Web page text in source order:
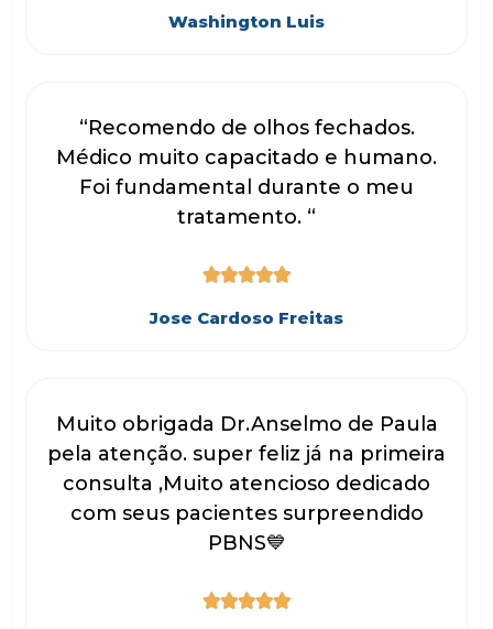
Washington Luis
“Recomendo de olhos fechados.
Médico muito capacitado e humano.
Foi fundamental durante o meu
tratamento. “

Jose Cardoso Freitas
Muito obrigada Dr.Anselmo de Paula
pela atenção. super feliz já na primeira
consulta ,Muito atencioso dedicado
com seus pacientes surpreendido
PBNS💙
